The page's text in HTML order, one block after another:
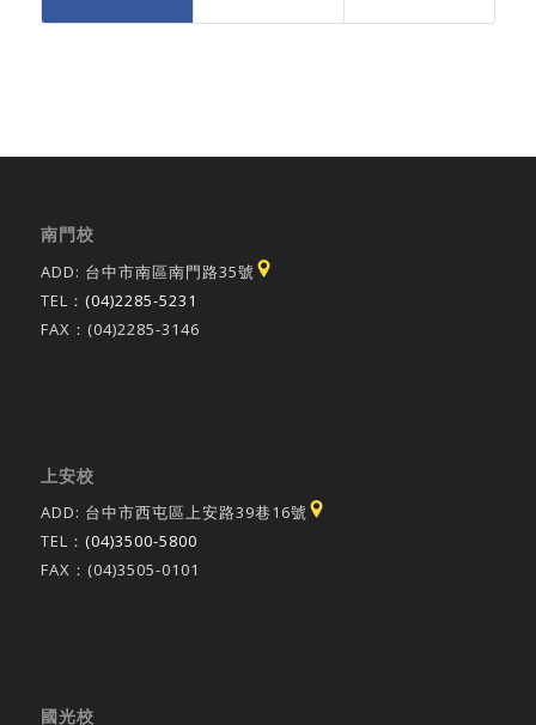
南門校
ADD: 台中市南區南門路35號
TEL： (04)2285-5231
FAX：(04)2285-3146
上安校
ADD: 台中市西屯區上安路39巷16號
TEL： (04)3500-5800
FAX：(04)3505-0101
國光校